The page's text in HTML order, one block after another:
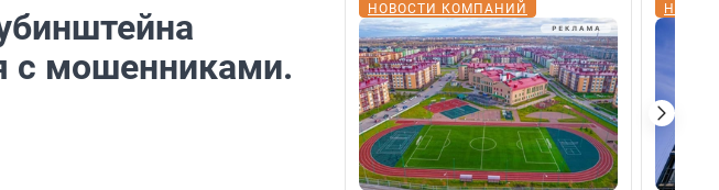
с мошенниками.
НОВОСТИ КОМПАНИЙ